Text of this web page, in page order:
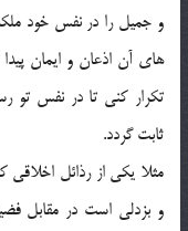
و جميل را در نفس خود
هاي آن اذعان و ايمان
تكرار كني تا در نفس تو
ثابت گردد.
مثلا يكي از رذائل اخلاقي
و بزدلي است در مقابل